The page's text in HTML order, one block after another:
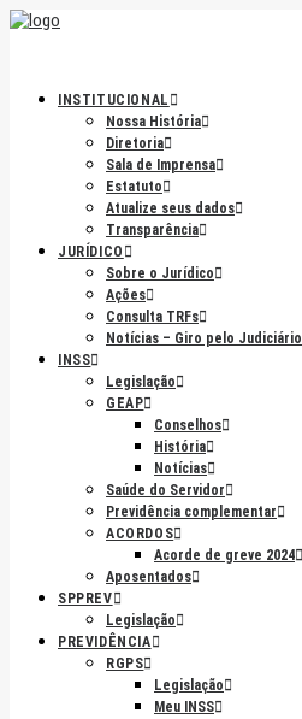
INSTITUCIONAL
Nossa História
Diretoria
Sala de Imprensa
Estatuto
Atualize seus dados
Transparência
JURÍDICO
Sobre o Jurídico
Ações
Consulta TRFs
Notícias – Giro pelo Judiciário
INSS
Legislação
GEAP
Conselhos
História
Notícias
Saúde do Servidor
Previdência complementar
ACORDOS
Acorde de greve 2024
Aposentados
SPPREV
Legislação
PREVIDÊNCIA
RGPS
Legislação
Meu INSS